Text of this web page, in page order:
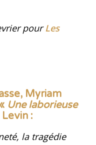
pour Les
Myriam
Une laborieuse
:
la tragédie